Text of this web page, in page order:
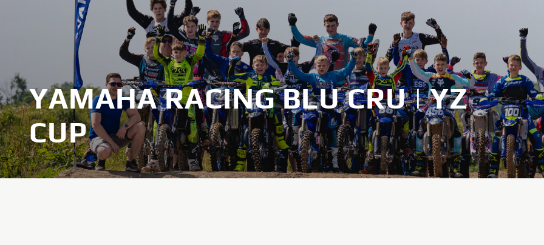
YAMAHA RACING BLU CRU | YZ
CUP